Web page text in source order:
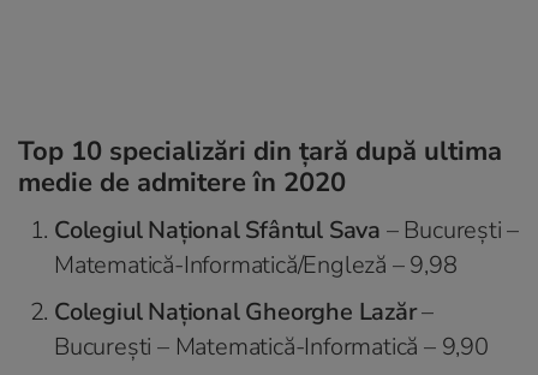
Top 10 specializări din țară după ultima
medie de admitere în 2020
Colegiul Naţional Sfântul Sava – București –
Matematică-Informatică/Engleză – 9,98
Colegiul Naţional Gheorghe Lazăr–
București – Matematică-Informatică – 9,90